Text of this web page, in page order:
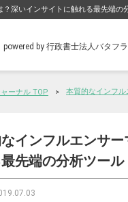
深いインサイトに触れる最先端
powered by 行政書士法人バタフ
ーナル TOP 本質的なインフル
インフルエンサ
先端の分析ツール